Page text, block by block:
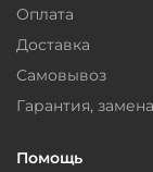
Оплата
Доставка
Самовывоз
Гарантия,
Помощь